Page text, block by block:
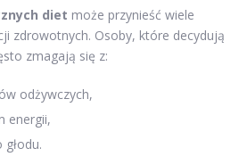
diet może przynieść wiele
zdrowotnych. Osoby, które decydują
zmagają się z:
odżywczych,
energii,
głodu.